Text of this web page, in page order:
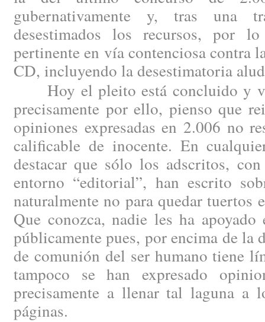
gubernativamente y, tras una
desestimados los recursos, por
pertinente en vía contenciosa contra
CD, incluyendo la desestimatoria
Hoy el pleito está concluido y
precisamente por ello, pienso que
opiniones expresadas en 2.006 no
calificable de inocente. En
destacar que sólo los adscritos,
entorno “editorial”, han escrito
naturalmente no para quedar tuertos
Que conozca, nadie les ha
públicamente pues, por encima de la
de comunión del ser humano tiene
tampoco se han expresado
precisamente a llenar tal laguna a
páginas.